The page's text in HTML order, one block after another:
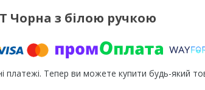
Чорна з білою ручкою
платежі. Тепер ви можете купити будь-який